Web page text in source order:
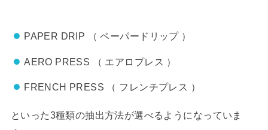
PAPER DRIP （ ペーパードリップ ）
AERO PRESS （ エアロプレス ）
FRENCH PRESS （ フレンチプレス ）
といった3種類の抽出方法が選べるようになっていま